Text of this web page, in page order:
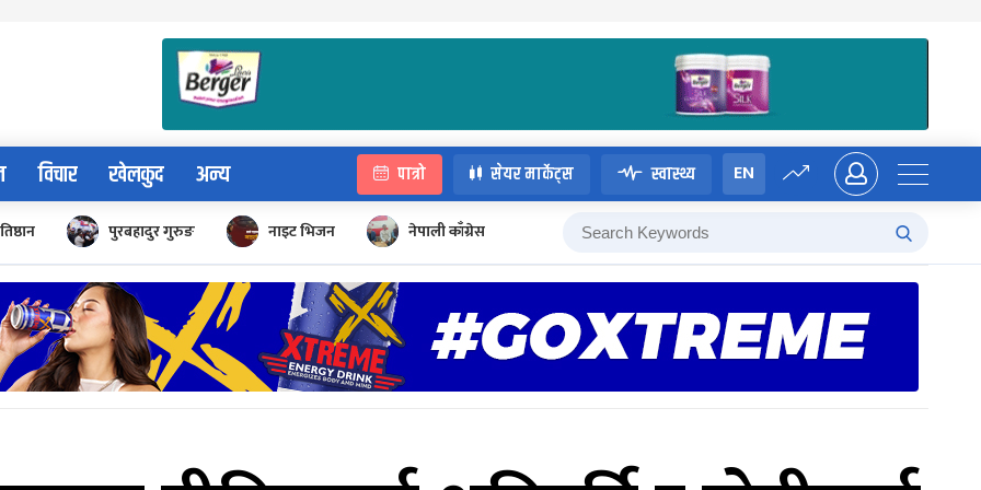
विचार खेलकुद अन्य पात्रो सेयर मार्केट्स स्वास्थ्य EN
पुरबहादुर गुरुङ नाइट भिजन नेपाली काँग्रेस